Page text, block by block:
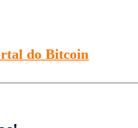
do Bitcoin